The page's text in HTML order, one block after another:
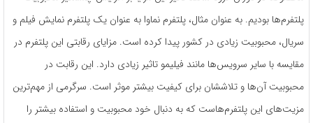
پلتفرم‌ها بودیم. به عنوان مثال، پلتفرم نماوا به عنوان یک پلتفرم نمایش فیلم و
سریال، محبوبیت زیادی در کشور پیدا کرده است. مزایای رقابتی این پلتفرم در
مقایسه با سایر سرویس‌ها مانند فیلیمو تاثیر زیادی دارد. این رقابت در
محبوبیت آن‌ها و تلاششان برای کیفیت بیشتر موثر است. سرگرمی از مهم‌ترین
مزیت‌های این پلتفرم‌هاست که به دنبال خود محبوبیت و استفاده بیشتر را